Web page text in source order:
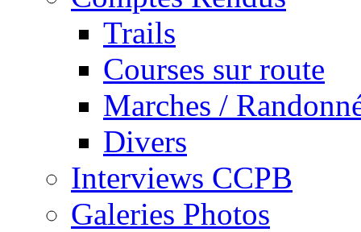
Trails
Courses sur route
Marches /
Divers
Interviews CCPB
Galeries Photos